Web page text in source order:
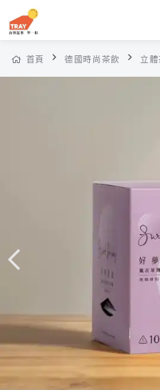
首頁 德國時尚茶飲 立